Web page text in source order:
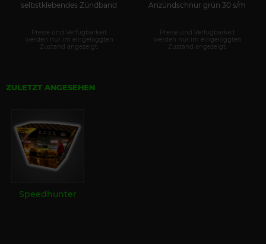
selbstklebendes Zündband
Preise und Verfügbarkeit
werden nur im eingeloggten
Zustand angezeigt.
Anzündschnur grün 30 s/m
Preise und Verfügbarkeit
werden nur im eingeloggten
Zustand angezeigt.
ZULETZT ANGESEHEN
Speedhunter